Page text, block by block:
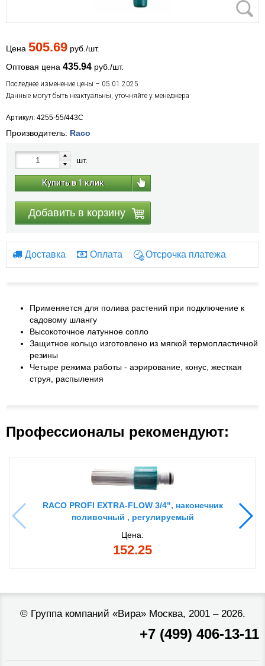
Цена 505.69 руб./шт.
Оптовая цена 435.94 руб./шт.
Последнее изменение цены – 05.01.2025
Данные могут быть неактуальны, уточняйте у менеджера
Артикул: 4255-55/443C
Производитель: Raco
шт.
Купить в 1 клик
Добавить в корзину
Доставка Оплата Отсрочка платежа
Применяется для полива растений при подключение к
садовому шлангу
Высокоточное латунное сопло
Защитное кольцо изготовлено из мягкой термопластичной
резины
Четыре режима работы - аэрирование, конус, жесткая
струя, распыления
Профессионалы рекомендуют:
RACO PROFI EXTRA-FLOW 3/4", наконечник
поливочный , регулируемый
Цена:
152.25
© Группа компаний «Вира»Москва, 2001 – 2026.
+7 (499) 406-13-11